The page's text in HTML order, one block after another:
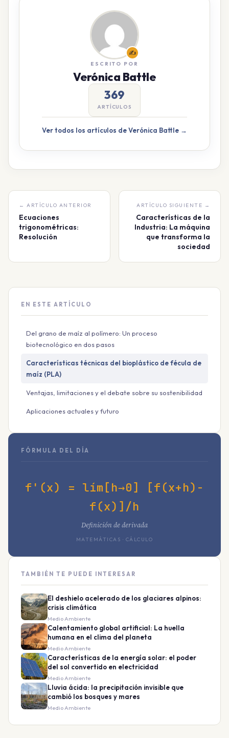
✍️
ESCRITO POR
Verónica Battle
369
ARTÍCULOS
Ver todos los artículos de Verónica Battle →
← ARTÍCULO ANTERIOR
Ecuaciones
trigonométricas:
Resolución
ARTÍCULO SIGUIENTE →
Características de la
Industria: La máquina
que transforma la
sociedad
EN ESTE ARTÍCULO
Del grano de maíz al polímero: Un proceso
biotecnológico en dos pasos
Características técnicas del bioplástico de fécula de
maíz (PLA)
Ventajas, limitaciones y el debate sobre su sostenibilidad
Aplicaciones actuales y futuro
FÓRMULA DEL DÍA
f'(x) = lím[h→0] [f(x+h)-
f(x)]/h
Definición de derivada
MATEMÁTICAS · CÁLCULO
TAMBIÉN TE PUEDE INTERESAR
El deshielo acelerado de los glaciares alpinos:
crisis climática
Medio Ambiente
Calentamiento global artificial: La huella
humana en el clima del planeta
Medio Ambiente
Características de la energía solar: el poder
del sol convertido en electricidad
Medio Ambiente
Lluvia ácida: la precipitación invisible que
cambió los bosques y mares
Medio Ambiente